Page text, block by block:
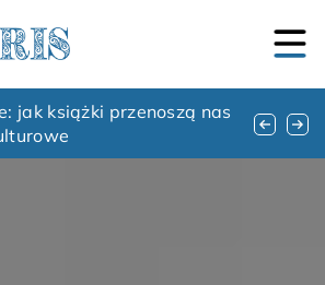
w czasie i przestrzeni: jak
do innych światów
jak książki przenoszą nas
emocjonalnie do rozmów